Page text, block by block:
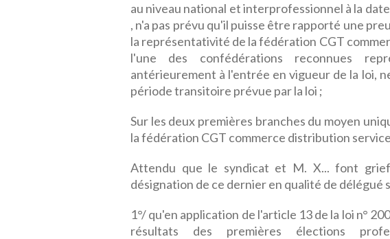
au niveau national et interprofessionnel à la
, n'a pas prévu qu'il puisse être rapporté une
la représentativité de la fédération CGT
l'une des confédérations reconnues
antérieurement à l'entrée en vigueur de la loi,
période transitoire prévue par la loi ;
Sur les deux premières branches du moyen
la fédération CGT commerce distribution
Attendu que le syndicat et M. X... font
désignation de ce dernier en qualité de délégué
1°/ qu'en application de l'article 13 de la loi n°
résultats des premières élections